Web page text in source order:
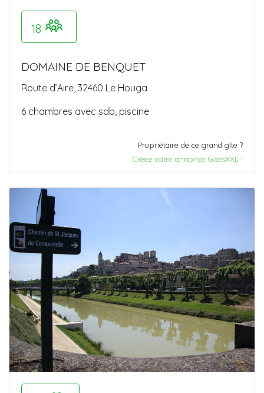
18
DOMAINE DE BENQUET
Route d’Aire, 32460 Le Houga
6 chambres avec sdb, piscine
Propriétaire de ce grand gîte ?
Créez votre annonce GitesXXL !